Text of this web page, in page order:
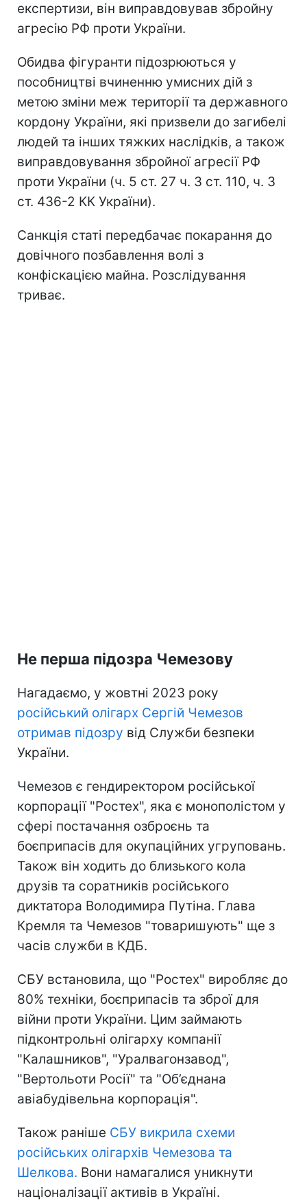
експертизи, він виправдовував збройну
агресію РФ проти України.
Обидва фігуранти підозрюються у
пособництві вчиненню умисних дій з
метою зміни меж території та державного
кордону України, які призвели до загибелі
людей та інших тяжких наслідків, а також
виправдовування збройної агресії РФ
проти України (ч. 5 ст. 27 ч. 3 ст. 110, ч. 3
ст. 436-2 КК України).
Санкція статі передбачає покарання до
довічного позбавлення волі з
конфіскацією майна. Розслідування
триває.
Не перша підозра Чемезову
Нагадаємо, у жовтні 2023 року
російський олігарх Сергій Чемезов
отримав підозру від Служби безпеки
України.
Чемезов є гендиректором російської
корпорації "Ростех", яка є монополістом у
сфері постачання озброєнь та
боєприпасів для окупаційних угруповань.
Також він ходить до близького кола
друзів та соратників російського
диктатора Володимира Путіна. Глава
Кремля та Чемезов "товаришують" ще з
часів служби в КДБ.
СБУ встановила, що "Ростех" виробляє до
80% техніки, боєприпасів та зброї для
війни проти України. Цим займають
підконтрольні олігарху компанії
"Калашников", "Уралвагонзавод",
"Вертольоти Росії" та "Об’єднана
авіабудівельна корпорація".
Також раніше СБУ викрила схеми
російських олігархів Чемезова та
Шелкова. Вони намагалися уникнути
націоналізації активів в Україні.